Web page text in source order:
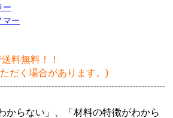
ー
マー
料無料！！
だく場合があります。)
からない」、「材料の特徴がわから